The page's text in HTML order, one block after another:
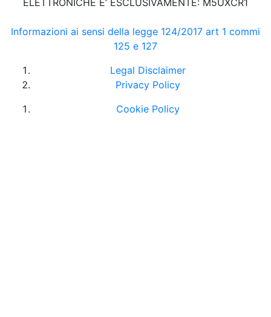
Informazioni ai sensi della legge 124/2017 art 1 commi
125 e 127
Legal Disclaimer
Privacy Policy
Cookie Policy